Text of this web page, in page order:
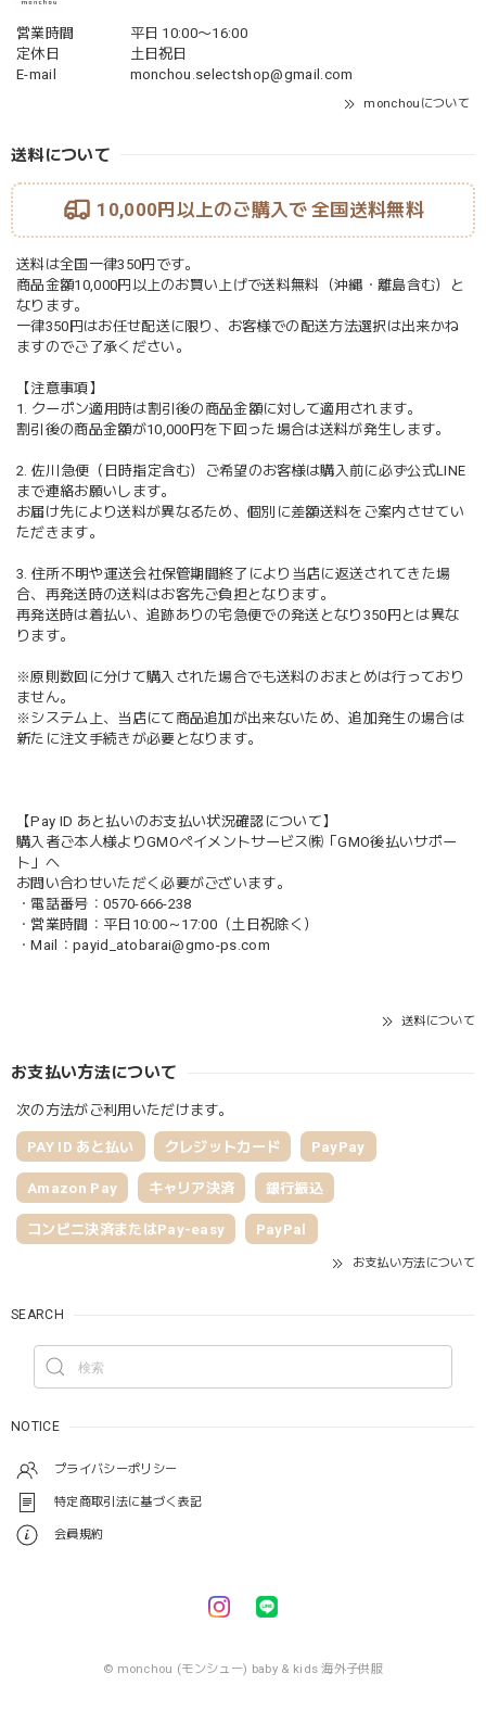
営業時間
平日 10:00〜16:00
定休日
土日祝日
E-mail
monchou.selectshop@gmail.com
monchouについて
送料について
10,000円以上のご購入で 全国送料無料
送料は全国一律350円です。
商品金額10,000円以上のお買い上げで送料無料（沖縄・離島含む）と
なります。
一律350円はお任せ配送に限り、お客様での配送方法選択は出来かね
ますのでご了承ください。
【注意事項】
1. クーポン適用時は割引後の商品金額に対して適用されます。
割引後の商品金額が10,000円を下回った場合は送料が発生します。
2. 佐川急便（日時指定含む）ご希望のお客様は購入前に必ず公式LINE
まで連絡お願いします。
お届け先により送料が異なるため、個別に差額送料をご案内させてい
ただきます。
3. 住所不明や運送会社保管期間終了により当店に返送されてきた場
合、再発送時の送料はお客先ご負担となります。
再発送時は着払い、追跡ありの宅急便での発送となり350円とは異な
ります。
※原則数回に分けて購入された場合でも送料のおまとめは行っており
ません。
※システム上、当店にて商品追加が出来ないため、追加発生の場合は
新たに注文手続きが必要となります。
【Pay ID あと払いのお支払い状況確認について】
購入者ご本人様よりGMOペイメントサービス㈱「GMO後払いサポー
ト」へ
お問い合わせいただく必要がございます。
・電話番号：0570-666-238
・営業時間：平日10:00～17:00（土日祝除く）
・Mail： payid_atobarai@gmo-ps.com
送料について
お支払い方法について
次の方法がご利用いただけます。
PAY ID あと払い クレジットカード PayPay
Amazon Pay キャリア決済 銀行振込
コンビニ決済またはPay-easy PayPal
お支払い方法について
SEARCH
NOTICE
プライバシーポリシー
特定商取引法に基づく表記
会員規約
© monchou (モンシュー) baby & kids 海外子供服